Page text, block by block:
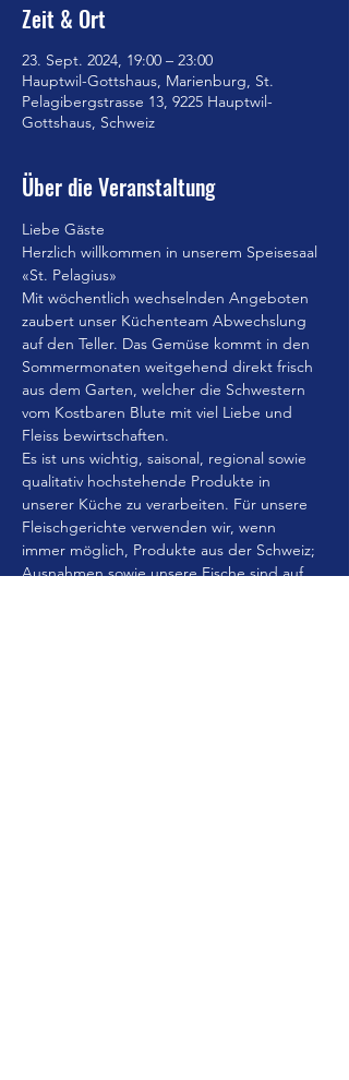
Zeit & Ort
23. Sept. 2024, 19:00 – 23:00
Hauptwil-Gottshaus, Marienburg, St.
Pelagibergstrasse 13, 9225 Hauptwil-
Gottshaus, Schweiz
Über die Veranstaltung
Liebe Gäste
Herzlich willkommen in unserem Speisesaal
«St. Pelagius»
Mit wöchentlich wechselnden Angeboten
zaubert unser Küchenteam Abwechslung
auf den Teller. Das Gemüse kommt in den
Sommermonaten weitgehend direkt frisch
aus dem Garten, welcher die Schwestern
vom Kostbaren Blute mit viel Liebe und
Fleiss bewirtschaften.
Es ist uns wichtig, saisonal, regional sowie
qualitativ hochstehende Produkte in
unserer Küche zu verarbeiten. Für unsere
Fleischgerichte verwenden wir, wenn
immer möglich, Produkte aus der Schweiz;
Ausnahmen sowie unsere Fische sind auf